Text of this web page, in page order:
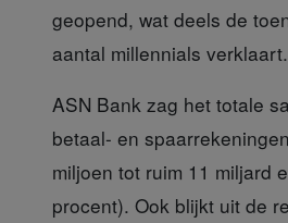
geopend, wat deels de
aantal millennials verklaart.
ASN Bank zag het totale
betaal- en
miljoen tot ruim 11 miljard
procent). Ook blijkt uit de